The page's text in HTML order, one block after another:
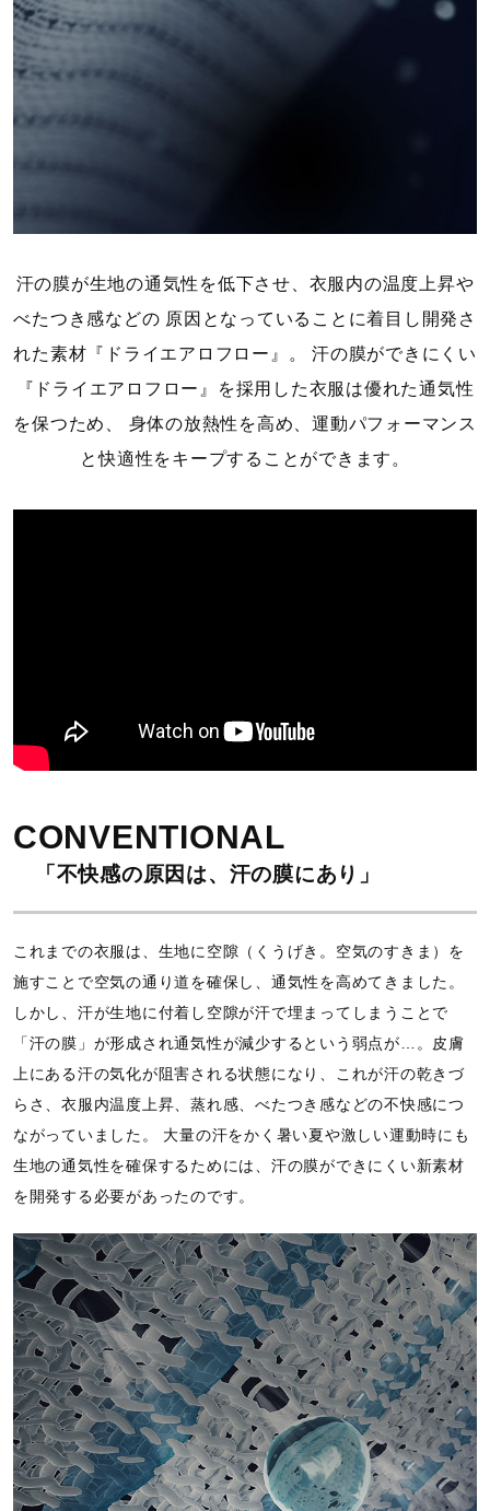
素材
ステル85％、ポリウレタン15％
中国製
発売シーズン
汗の膜が生地の通気性を低下させ、衣服内の温度上昇や
べたつき感などの 原因となっていることに着目し開発さ
れた素材『ドライエアロフロー』。
汗の膜ができにくい
『ドライエアロフロー』を採用した衣服は優れた通気性
を保つため、
身体の放熱性を高め、運動パフォーマンス
と快適性をキープすることができます。
CONVENTIONAL
「不快感の原因は、汗の膜にあり」
これまでの衣服は、生地に空隙（くうげき。空気のすきま）を
施すことで空気の通り道を確保し、通気性を高めてきました。
しかし、汗が生地に付着し空隙が汗で埋まってしまうことで
「汗の膜」が形成され通気性が減少するという弱点が…。皮膚
上にある汗の気化が阻害される状態になり、これが汗の乾きづ
らさ、衣服内温度上昇、蒸れ感、べたつき感などの不快感につ
ながっていました。
大量の汗をかく暑い夏や激しい運動時にも
生地の通気性を確保するためには、汗の膜ができにくい新素材
を開発する必要があったのです。